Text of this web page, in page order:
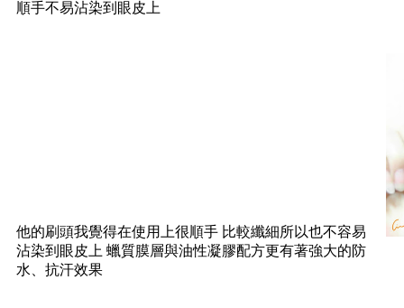
順手不易沾染到眼皮上
他的刷頭我覺得在使用上很順手 比較纖細所以也不容易
沾染到眼皮上 蠟質膜層與油性凝膠配方更有著強大的防
水、抗汗效果